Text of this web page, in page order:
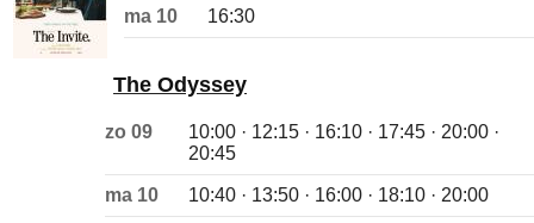
ma 10 16:30
The Odyssey
zo 09
10:00 · 12:15 · 16:10 · 17:45 · 20:00 ·
20:45
ma 10 10:40 · 13:50 · 16:00 · 18:10 · 20:00